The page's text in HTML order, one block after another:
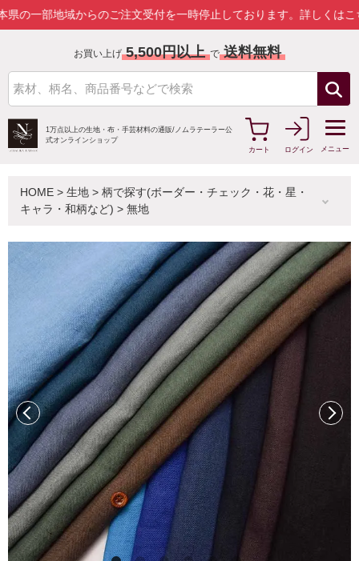
域からのご注文受付を一時停止しております。詳しくはこちら
お買い上げ 5,500円以上 で 送料無料
1万点以上の生地・布・手芸材料の通販/ ノムラテーラー公
式オンラインショップ
カート
ログイン メニュー
HOME > 生地 > 柄で探す(ボーダー・チェック・花・星・
キャラ・和柄など) > 無地
前へ 次へ